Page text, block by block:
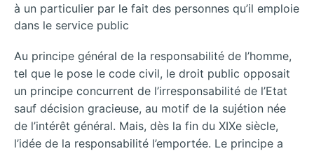
à un particulier par le fait des personnes qu’il emploie
dans le service public
Au principe général de la responsabilité de l’homme,
tel que le pose le code civil, le droit public opposait
un principe concurrent de l’irresponsabilité de l’Etat
sauf décision gracieuse, au motif de la sujétion née
de l’intérêt général. Mais, dès la fin du XIXe siècle,
l’idée de la responsabilité l’emportée. Le principe a